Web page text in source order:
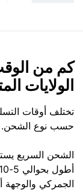
كم من
الولايات
تختلف أوقات
حسب نوع الشحن.
الجمركي والوجهة